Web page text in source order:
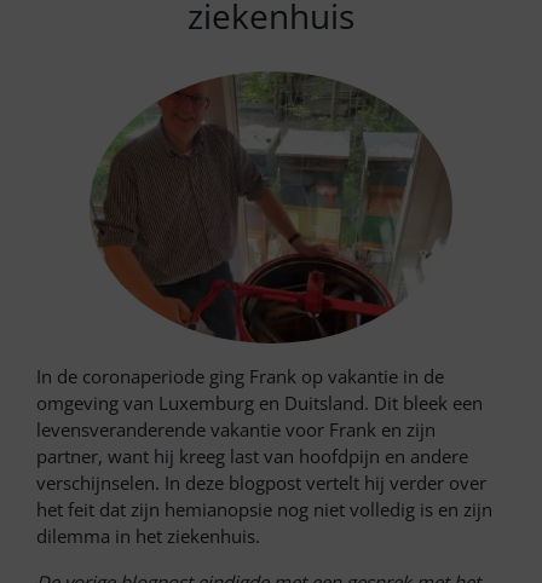
ziekenhuis
In de coronaperiode ging Frank op vakantie in de
omgeving van Luxemburg en Duitsland. Dit bleek een
levensveranderende vakantie voor Frank en zijn
partner, want hij kreeg last van hoofdpijn en andere
verschijnselen. In deze blogpost vertelt hij verder over
het feit dat zijn hemianopsie nog niet volledig is en zijn
dilemma in het ziekenhuis.